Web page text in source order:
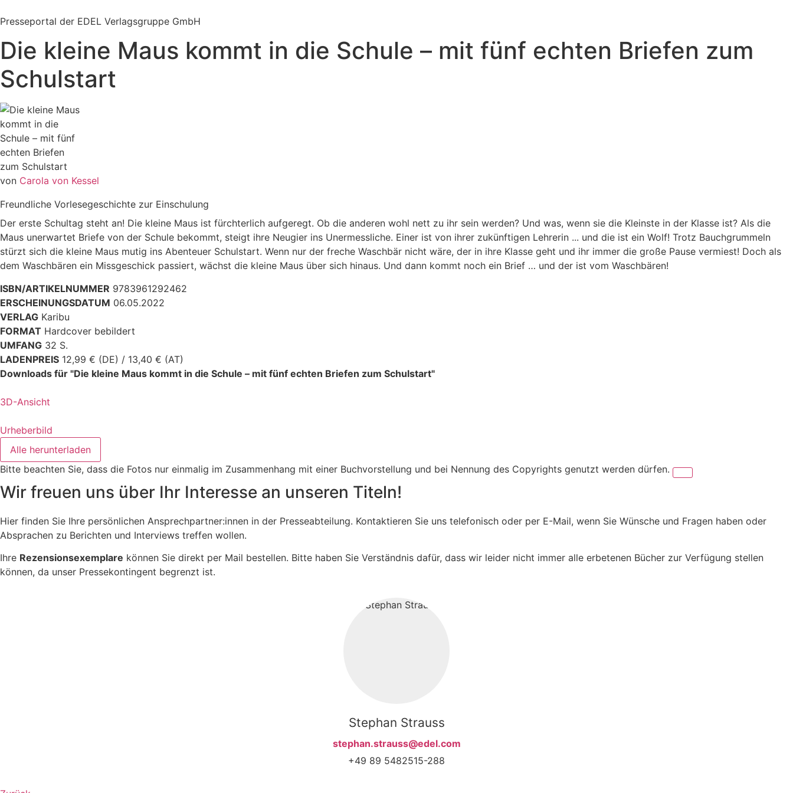
Inhalt
Presseportal der EDEL Verlagsgruppe GmbH
Die kleine Maus kommt in die Schule – mit fünf echten Briefen zum
Schulstart
von Carola von Kessel
Freundliche Vorlesegeschichte zur Einschulung
Der erste Schultag steht an! Die kleine Maus ist fürchterlich aufgeregt. Ob die anderen wohl nett zu ihr sein werden? Und was, wenn sie die Kleinste in der Klasse ist? Als die
Maus unerwartet Briefe von der Schule bekommt, steigt ihre Neugier ins Unermessliche. Einer ist von ihrer zukünftigen Lehrerin ... und die ist ein Wolf! Trotz Bauchgrummeln
stürzt sich die kleine Maus mutig ins Abenteuer Schulstart. Wenn nur der freche Waschbär nicht wäre, der in ihre Klasse geht und ihr immer die große Pause vermiest! Doch als
dem Waschbären ein Missgeschick passiert, wächst die kleine Maus über sich hinaus. Und dann kommt noch ein Brief … und der ist vom Waschbären!
ISBN/ARTIKELNUMMER 9783961292462
ERSCHEINUNGSDATUM 06.05.2022
VERLAG Karibu
FORMAT Hardcover bebildert
UMFANG 32 S.
LADENPREIS 12,99 € (DE) / 13,40 € (AT)
Downloads für "Die kleine Maus kommt in die Schule – mit fünf echten Briefen zum Schulstart"
3D-Ansicht
Urheberbild
Alle herunterladen
Bitte beachten Sie, dass die Fotos nur einmalig im Zusammenhang mit einer Buchvorstellung und bei Nennung des Copyrights genutzt werden dürfen.
Wir freuen uns über Ihr Interesse an unseren Titeln!
Hier finden Sie Ihre persönlichen Ansprechpartner:innen in der Presseabteilung. Kontaktieren Sie uns telefonisch oder per E-Mail, wenn Sie Wünsche und Fragen haben oder
Absprachen zu Berichten und Interviews treffen wollen.
Ihre Rezensionsexemplare können Sie direkt per Mail bestellen. Bitte haben Sie Verständnis dafür, dass wir leider nicht immer alle erbetenen Bücher zur Verfügung stellen
können, da unser Pressekontingent begrenzt ist.
Stephan Strauss
stephan.strauss@edel.com
+49 89 5482515-288